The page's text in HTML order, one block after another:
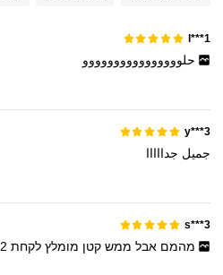
l***1
حلوووووووووووووووو
y***3
جميل جدااااا
s***3
מהמם אבל ממש קטן מומלץ לקחת 2